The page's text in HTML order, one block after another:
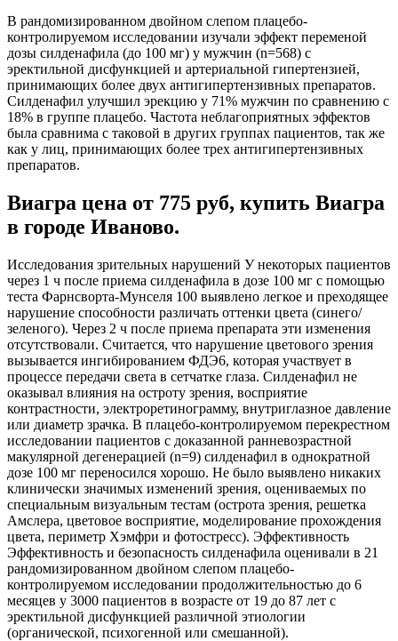
В рандомизированном двойном слепом плацебо-
контролируемом исследовании изучали эффект переменой
дозы силденафила (до 100 мг) у мужчин (n=568) с
эректильной дисфункцией и артериальной гипертензией,
принимающих более двух антигипертензивных препаратов.
Силденафил улучшил эрекцию у 71% мужчин по сравнению с
18% в группе плацебо. Частота неблагоприятных эффектов
была сравнима с таковой в других группах пациентов, так же
как у лиц, принимающих более трех антигипертензивных
препаратов.
Виагра цена от 775 руб, купить Виагра
в городе Иваново.
Исследования зрительных нарушений У некоторых пациентов
через 1 ч после приема силденафила в дозе 100 мг с помощью
теста Фарнсворта-Мунселя 100 выявлено легкое и преходящее
нарушение способности различать оттенки цвета (синего/
зеленого). Через 2 ч после приема препарата эти изменения
отсутствовали. Считается, что нарушение цветового зрения
вызывается ингибированием ФДЭ6, которая участвует в
процессе передачи света в сетчатке глаза. Силденафил не
оказывал влияния на остроту зрения, восприятие
контрастности, электроретинограмму, внутриглазное давление
или диаметр зрачка. В плацебо-контролируемом перекрестном
исследовании пациентов с доказанной ранневозрастной
макулярной дегенерацией (n=9) силденафил в однократной
дозе 100 мг переносился хорошо. Не было выявлено никаких
клинически значимых изменений зрения, оцениваемых по
специальным визуальным тестам (острота зрения, решетка
Амслера, цветовое восприятие, моделирование прохождения
цвета, периметр Хэмфри и фотостресс). Эффективность
Эффективность и безопасность силденафила оценивали в 21
рандомизированном двойном слепом плацебо-
контролируемом исследовании продолжительностью до 6
месяцев у 3000 пациентов в возрасте от 19 до 87 лет с
эректильной дисфункцией различной этиологии
(органической, психогенной или смешанной).